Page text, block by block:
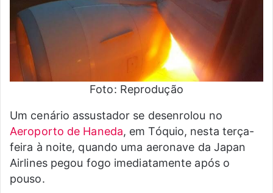
Foto: Reprodução
Um cenário assustador se desenrolou no
Aeroporto de Haneda, em Tóquio, nesta terça-
feira à noite, quando uma aeronave da Japan
Airlines pegou fogo imediatamente após o
pouso.